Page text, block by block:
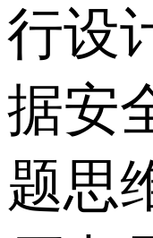
行设
据安
题思